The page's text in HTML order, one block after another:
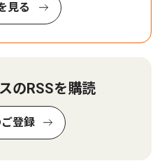
見る
のRSSを購読
ご登録